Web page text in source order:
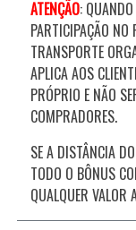
ATENÇÃO:
PARTICIPAÇÃO NO
TRANSPORTE
APLICA AOS
PRÓPRIO E NÃO
COMPRADORES.
SE A DISTÂNCIA
TODO O BÔNUS
QUALQUER VALOR